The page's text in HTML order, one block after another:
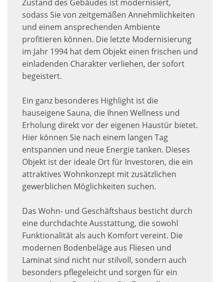
Zustand des Gebäudes ist modernisiert,
sodass Sie von zeitgemäßen Annehmlichkeiten
und einem ansprechenden Ambiente
profitieren können. Die letzte Modernisierung
im Jahr 1994 hat dem Objekt einen frischen und
einladenden Charakter verliehen, der sofort
begeistert.
Ein ganz besonderes Highlight ist die
hauseigene Sauna, die Ihnen Wellness und
Erholung direkt vor der eigenen Haustür bietet.
Hier können Sie nach einem langen Tag
entspannen und neue Energie tanken. Dieses
Objekt ist der ideale Ort für Investoren, die ein
attraktives Wohnkonzept mit zusätzlichen
gewerblichen Möglichkeiten suchen.
Das Wohn- und Geschäftshaus besticht durch
eine durchdachte Ausstattung, die sowohl
Funktionalität als auch Komfort vereint. Die
modernen Bodenbeläge aus Fliesen und
Laminat sind nicht nur stilvoll, sondern auch
besonders pflegeleicht und sorgen für ein